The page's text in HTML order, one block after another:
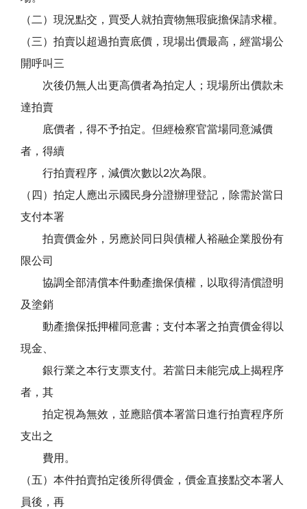
（二）現況點交，買受人就拍賣物無瑕疵擔保請求權。
（三）拍賣以超過拍賣底價，現場出價最高，經當場公
開呼叫三
次後仍無人出更高價者為拍定人；現場所出價款未
達拍賣
底價者，得不予拍定。但經檢察官當場同意減價
者，得續
行拍賣程序，減價次數以2次為限。
（四）拍定人應出示國民身分證辦理登記，除需於當日
支付本署
拍賣價金外，另應於同日與債權人裕融企業股份有
限公司
協調全部清償本件動產擔保債權，以取得清償證明
及塗銷
動產擔保抵押權同意書；支付本署之拍賣價金得以
現金、
銀行業之本行支票支付。若當日未能完成上揭程序
者，其
拍定視為無效，並應賠償本署當日進行拍賣程序所
支出之
費用。
（五）本件拍賣拍定後所得價金，價金直接點交本署人
員後，再